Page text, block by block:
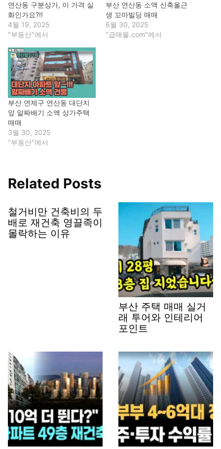
연산동 구분상가, 이 가격 실
화인가요?!!
4월 19, 2025
"부동산"에서
부산 연산동 소액 신축올근
생 꼬마빌딩 매매
6월 30, 2025
"급매물.com"에서
부산 연제구 연산동 대단지
앞 알짜배기 소액 상가주택
매매
3월 30, 2025
"부동산"에서
Related Posts
철거비만 건축비의 두
배로 재건축 영끌족이
몰락하는 이유
부산 주택 매매 실거
래 투어와 인테리어
포인트